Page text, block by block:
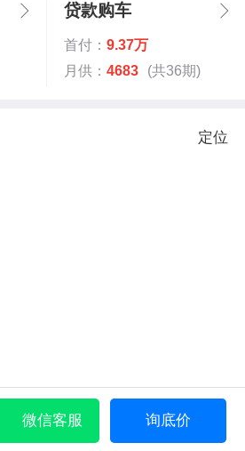
贷款购车
首付： 9.37万
月供： 4683 (共36期)
定位
微信客服 询底价